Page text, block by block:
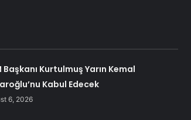
Başkanı Kurtulmuş Yarın Kemal
Kabul Edecek
6, 2026